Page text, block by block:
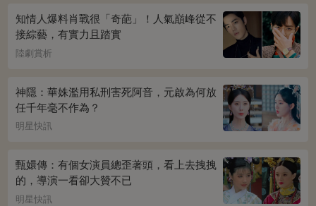
知情人爆料肖戰很「奇葩」！人氣巔峰從不
接綜藝，有實力且踏實
陸劇賞析
神隱：華姝濫用私刑害死阿音，元啟為何放
任千年毫不作為？
明星快訊
甄嬛傳：有個女演員總歪著頭，看上去拽拽
的，導演一看卻大贊不已
明星快訊